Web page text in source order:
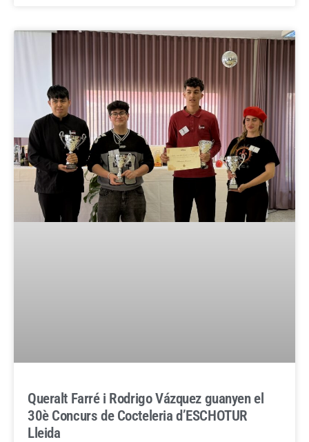
Queralt Farré i Rodrigo Vázquez guanyen el
30è Concurs de Cocteleria d’ESCHOTUR
Lleida